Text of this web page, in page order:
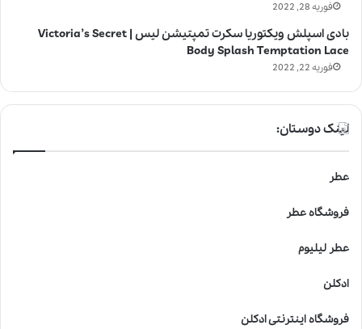
فوریه 28, 2022
بادی اسپلش ویکتوریا سکرت تمپتیشن لیس | Victoria’s Secret
Body Splash Temptation Lace
فوریه 22, 2022
لینک دوستان:
عطر
فروشگاه عطر
عطر لیلیوم
ادکلن
فروشگاه اینترنتی ادکلن